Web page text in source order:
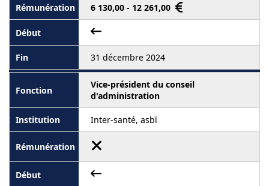
6 130,00 - 12 261,00
31 décembre 2024
Vice-président du conseil
d'administration
Inter-santé, asbl